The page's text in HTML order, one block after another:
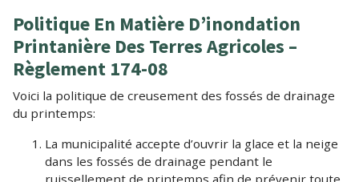
Politique En Matière D’inondation
Printanière Des Terres Agricoles –
Règlement 174-08
Voici la politique de creusement des fossés de drainage
du printemps:
La municipalité accepte d’ouvrir la glace et la neige
dans les fossés de drainage pendant le
ruissellement de printemps afin de prévenir toute